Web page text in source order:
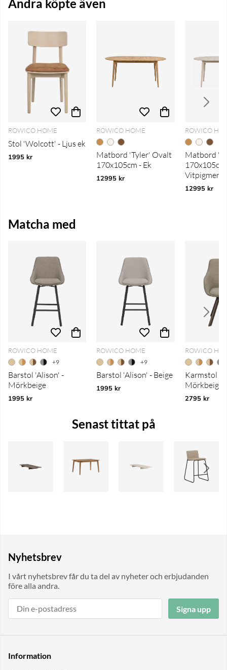
Andra köpte även
ROWICO HOME
Stol 'Wolcott' - Ljus ek
1995 kr
ROWICO HOME
Matbord 'Tyler' Ovalt
170x105cm - Ek
12995 kr
ROWICO
Matbord
170x105cm
12995 kr
Matcha med
ROWICO HOME
+9
Barstol 'Alison' -
Mörkbeige
1995 kr
ROWICO HOME
+9
Barstol 'Alison' - Beige
1995 kr
ROWICO
Karmstol
Mörkbeige
2795 kr
Senast tittat på
Nyhetsbrev
I vårt nyhetsbrev får du ta del av nyheter och erbjudanden
före alla andra.
Signa upp
Information